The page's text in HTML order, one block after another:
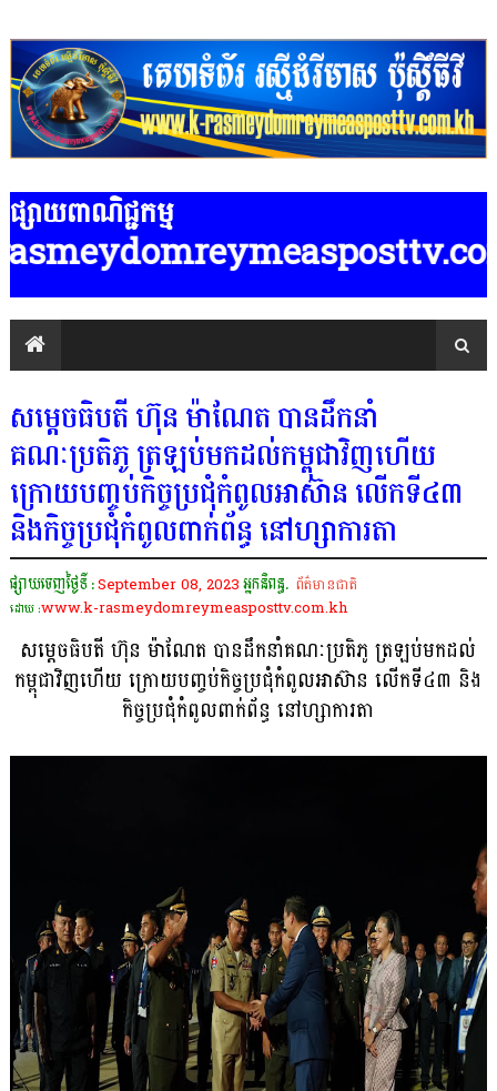
ផ្សាយពាណិជ្ជកម្ម
ម
សម្តេចធិបតី ហ៊ុន ម៉ាណែត បានដឹកនាំ
គណៈប្រតិភូ ត្រឡប់មកដល់កម្ពុជាវិញហើយ
ក្រោយបញ្ចប់កិច្ចប្រជុំកំពូលអាស៊ាន លើកទី៤៣
និងកិច្ចប្រជុំកំពូលពាក់ព័ន្ធ នៅហ្សាការតា
ផ្សាយចេញថ្ងៃទី :September 08, 2023 អ្នកនិពន្ធ. ព័ត៌មានជាតិ
ដោយ :www.k-rasmeydomreymeasposttv.com.kh
សម្តេចធិបតី ហ៊ុន ម៉ាណែត បានដឹកនាំគណៈប្រតិភូ ត្រឡប់មកដល់
កម្ពុជាវិញហើយ ក្រោយបញ្ចប់កិច្ចប្រជុំកំពូលអាស៊ាន លើកទី៤៣ និង
កិច្ចប្រជុំកំពូលពាក់ព័ន្ធ នៅហ្សាការតា